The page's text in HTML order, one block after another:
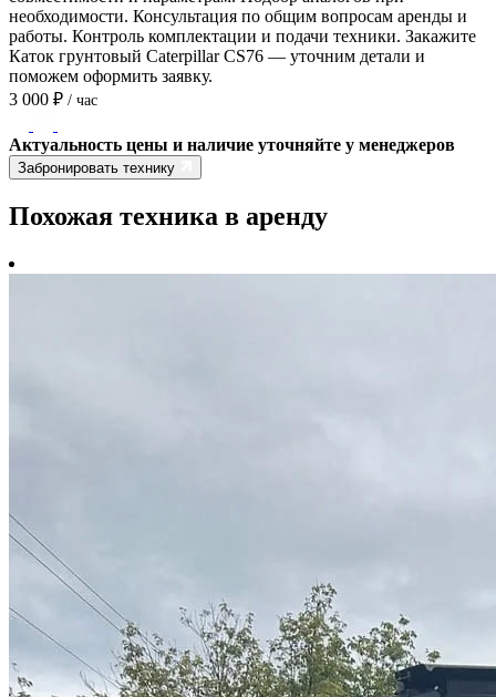
необходимости. Консультация по общим вопросам аренды и
работы. Контроль комплектации и подачи техники. Закажите
Каток грунтовый Caterpillar CS76 — уточним детали и
поможем оформить заявку.
3 000 ₽ / час
Актуальность цены и наличие уточняйте у менеджеров
Забронировать технику
Похожая техника в аренду